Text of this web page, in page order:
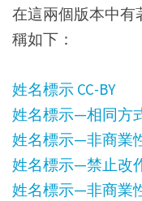
在這兩個版本中有
稱如下：
姓名標示 CC-BY
姓名標示—相同方
姓名標示—非商業
姓名標示—禁止改
姓名標示—非商業